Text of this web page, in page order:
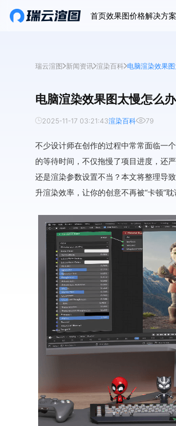
首页效果图价格解决方案
瑞云渲图 新闻资讯 渲染百科 电脑渲染效果
电脑渲染效果图太慢怎么办
2025-11-17 03:21:43渲染百科 79
不少设计师在创作的过程中常常面临一
的等待时间，不仅拖慢了项目进度，还
还是渲染参数设置不当？本文将整理导
升渲染效率，让你的创意不再被“卡顿”耽